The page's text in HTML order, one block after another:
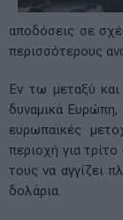
αποδόσεις σε
περισσότερους
Εν τω μεταξύ και
δυναμικά
ευρωπαϊκές
περιοχή για
τους να αγγίζει
δολάρια.